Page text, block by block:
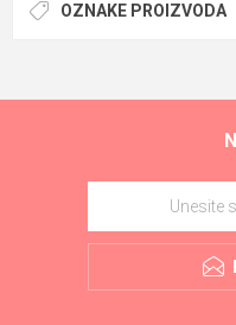
OZNAKE PROIZVODA